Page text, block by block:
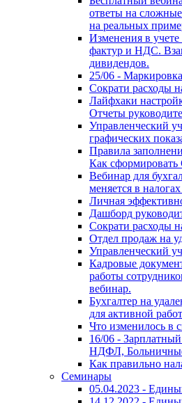
ответы на
на реальных
Изменения в
фактур и НДС.
дивидендов.
25/06 -
Сократи расходы
Лайфхаки
Отчеты
Управленческий
графических
Правила
Как
Вебинар для
меняется в
Личная
Дашборд
Сократи расходы
Отдел продаж на
Управленческий
Кадровые
работы
вебинар.
Бухгалтер на
для активной
Что изменилось в
16/06 -
НДФЛ,
Как правильно
Семинары
05.04.2023 -